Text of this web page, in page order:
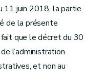
11 juin 2018, la partie
de la présente
que le décret du 30
l’administration
et non au